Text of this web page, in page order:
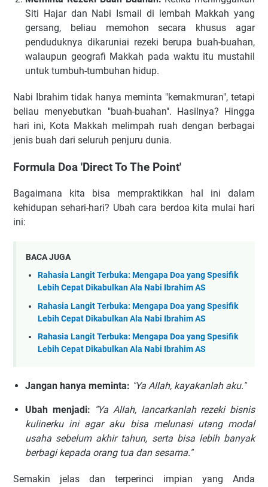
Siti Hajar dan Nabi Ismail di lembah Makkah yang
gersang, beliau memohon secara khusus agar
penduduknya dikaruniai rezeki berupa buah-buahan,
walaupun geografi Makkah pada waktu itu mustahil
untuk tumbuh-tumbuhan hidup.
Nabi Ibrahim tidak hanya meminta "kemakmuran", tetapi
beliau menyebutkan "buah-buahan". Hasilnya? Hingga
hari ini, Kota Makkah melimpah ruah dengan berbagai
jenis buah dari seluruh penjuru dunia.
Formula Doa 'Direct To The Point'
Bagaimana kita bisa mempraktikkan hal ini dalam
kehidupan sehari-hari? Ubah cara berdoa kita mulai hari
ini:
BACA JUGA
Rahasia Langit Terbuka: Mengapa Doa yang Spesifik
Lebih Cepat Dikabulkan Ala Nabi Ibrahim AS
Rahasia Langit Terbuka: Mengapa Doa yang Spesifik
Lebih Cepat Dikabulkan Ala Nabi Ibrahim AS
Rahasia Langit Terbuka: Mengapa Doa yang Spesifik
Lebih Cepat Dikabulkan Ala Nabi Ibrahim AS
Jangan hanya meminta: "Ya Allah, kayakanlah aku."
Ubah menjadi: "Ya Allah, lancarkanlah rezeki bisnis
kulinerku ini agar aku bisa melunasi utang modal
usaha sebelum akhir tahun, serta bisa lebih banyak
berbagi kepada orang tua dan sesama."
Semakin jelas dan terperinci impian yang Anda